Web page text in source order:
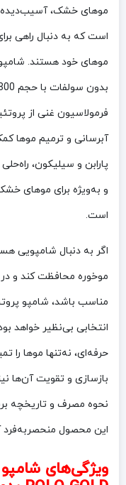
موهای خشک، آسیب‌دیده
است که به دنبال راهی
فرمولاسیون غنی از
آبرسانی و ترمیم موها
پارابن و سیلیکون،
و به‌ویژه برای موهای
است.
اگر به دنبال شامپویی
موخوره محافظت کند و
انتخابی بی‌نظیر خواهد
حرفه‌ای، نه‌تنها موها را
بازسازی و تقویت آن‌ها
نحوه مصرف و تاریخچه
این محصول منحصربه‌فرد
ویژگی‌های شامپو